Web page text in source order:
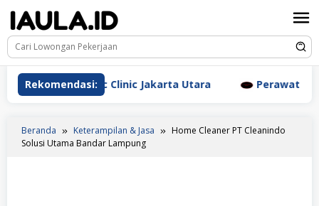
konten
Rekomendasi:
Aesthetic Clinic Jakarta Utara Perawat Dr. Triyanti
Beranda Keterampilan & Jasa
Home Cleaner PT Cleanindo
Solusi Utama Bandar Lampung